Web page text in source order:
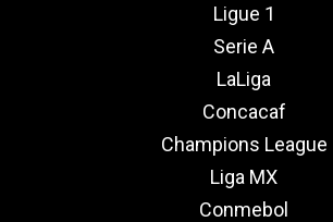
Ligue 1
Serie A
LaLiga
Concacaf
Champions League
Liga MX
Conmebol